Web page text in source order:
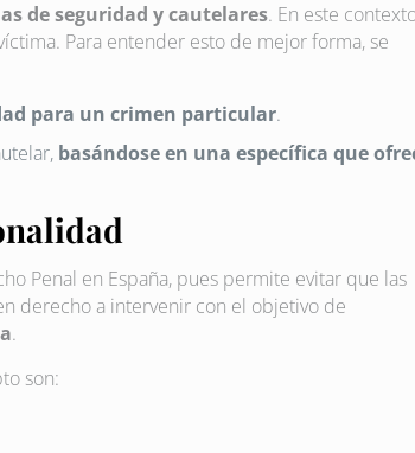
de seguridad y cautelares. En este
Para entender esto de mejor forma, se
para un crimen particular.
basándose en una específica que
Penal en España, pues permite evitar que las
derecho a intervenir con el objetivo de
.
son: